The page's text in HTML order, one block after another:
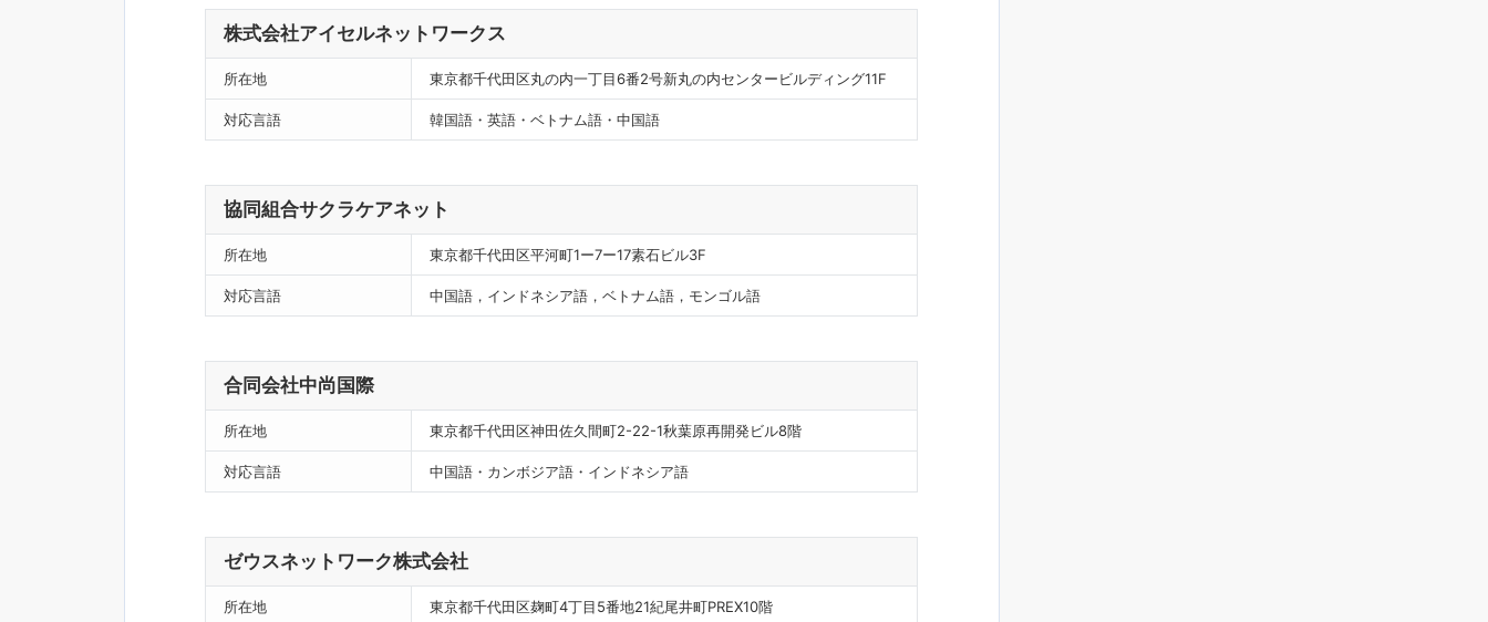
株式会社アイセルネットワークス
所在地 東京都千代田区丸の内一丁目6番2号新丸の内センタービルディング11F
対応言語 韓国語・英語・ベトナム語・中国語
協同組合サクラケアネット
所在地 東京都千代田区平河町1ー7ー17素石ビル3F
対応言語 中国語，インドネシア語，ベトナム語，モンゴル語
合同会社中尚国際
所在地 東京都千代田区神田佐久間町2-22-1秋葉原再開発ビル8階
対応言語 中国語・カンボジア語・インドネシア語
ゼウスネットワーク株式会社
所在地 東京都千代田区麹町4丁目5番地21紀尾井町PREX10階